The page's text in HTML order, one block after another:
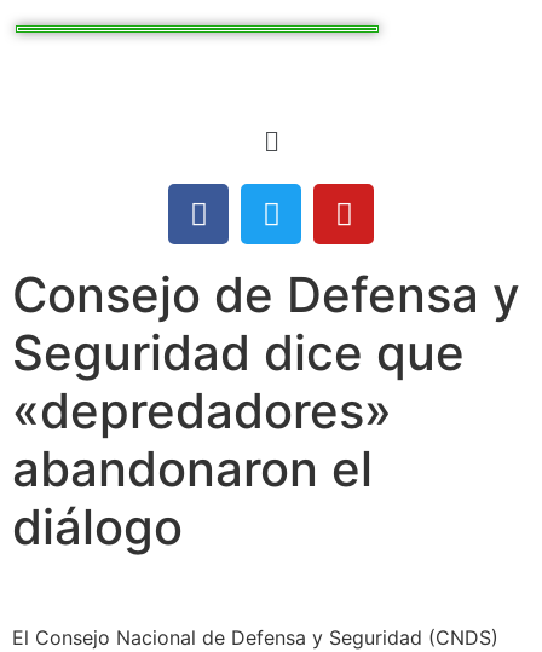
Consejo de Defensa y
Seguridad dice que
«depredadores»
abandonaron el
diálogo
El Consejo Nacional de Defensa y Seguridad (CNDS)